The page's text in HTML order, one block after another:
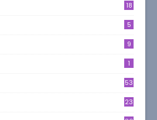
18
5
9
1
53
23